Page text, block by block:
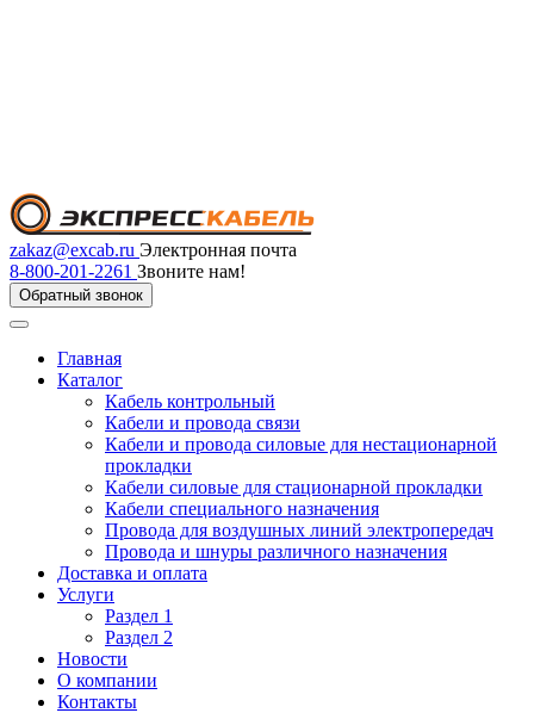
zakaz@excab.ru Электронная почта
8-800-201-2261 Звоните нам!
Обратный звонок
Главная
Каталог
Кабель контрольный
Кабели и провода связи
Кабели и провода силовые для нестационарной
прокладки
Кабели силовые для стационарной прокладки
Кабели специального назначения
Провода для воздушных линий электропередач
Провода и шнуры различного назначения
Доставка и оплата
Услуги
Раздел 1
Раздел 2
Новости
О компании
Контакты